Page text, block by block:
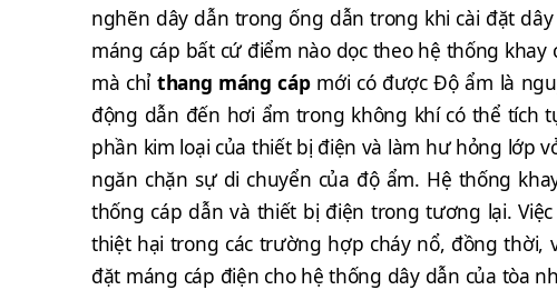
nghẽn dây dẫn trong ống dẫn trong khi cài đặt
máng cáp bất cứ điểm nào dọc theo hệ thống
mà chỉ thang máng cápmới có được Độ ẩm là
động dẫn đến hơi ẩm trong không khí có thể tích
phần kim loại của thiết bị điện và làm hư hỏng lớp
ngăn chặn sự di chuyển của độ ẩm. Hệ thống
thống cáp dẫn và thiết bị điện trong tương lại.
thiệt hại trong các trường hợp cháy nổ, đồng thời,
đặt máng cáp điện cho hệ thống dây dẫn của tòa